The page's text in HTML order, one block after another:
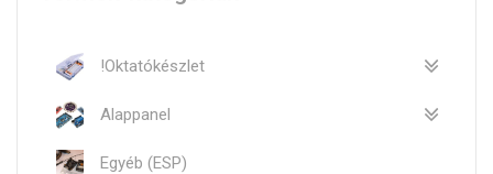
!Oktatókészlet
Alappanel
Egyéb (ESP)